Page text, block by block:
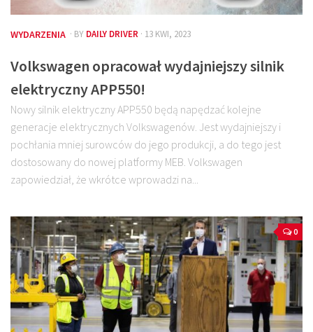
WYDARZENIA · BY DAILY DRIVER · 13 KWI, 2023
Volkswagen opracował wydajniejszy silnik
elektryczny APP550!
Nowy silnik elektryczny APP550 będą napędzać kolejne
generacje elektrycznych Volkswagenów. Jest wydajniejszy i
pochłania mniej surowców do jego produkcji, a do tego jest
dostosowany do nowej platformy MEB. Volkswagen
zapowiedział, że wkrótce wprowadzi na...
0